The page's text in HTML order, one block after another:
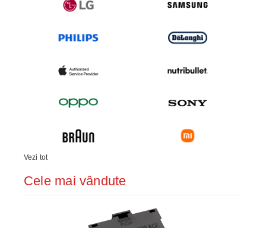
Vezi tot
Cele mai vândute